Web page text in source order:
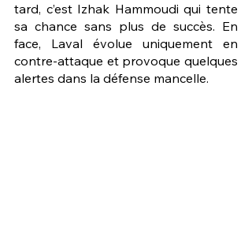
tard, c’est Izhak Hammoudi qui tente
sa chance sans plus de succès. En
face, Laval évolue uniquement en
contre-attaque et provoque quelques
alertes dans la défense mancelle.